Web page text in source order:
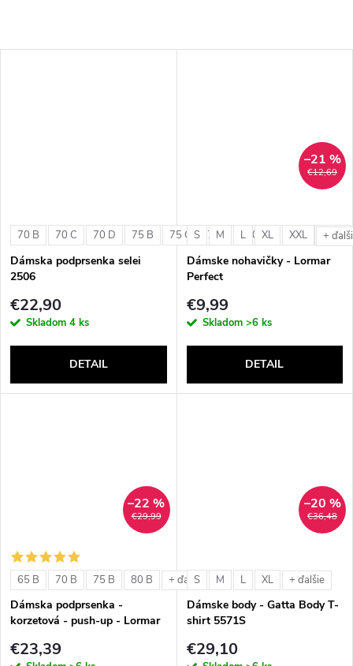
70 B 70 C 70 D 75 B 75 C 75 D 80 B 80 C 80 D
Dámska podprsenka selei
2506
€22,90
Skladom 4 ks
DETAIL
€12,69
–21 %
S M L XL XXL +
Dámske nohavičky - Lormar
Perfect
€9,99
Skladom >6 ks
DETAIL
€29,99
–22 %
65 B 70 B 75 B 80 B + ďalšie
Dámska podprsenka -
korzetová - push-up - Lormar
€23,39
€36,48
–20 %
S M L XL + ďalšie
Dámske body - Gatta Body T-
shirt 5571S
€29,10